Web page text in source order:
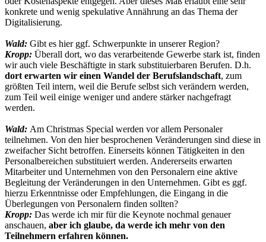
konkrete und wenig spekulative Annährung an das Thema der
Digitalisierung.
Wald: Gibt es hier ggf. Schwerpunkte in unserer Region?
Kropp: Überall dort, wo das verarbeitende Gewerbe stark ist, finden
wir auch viele Beschäftigte in stark substituierbaren Berufen. D.h.
dort erwarten wir einen Wandel der Berufslandschaft, zum
größten Teil intern, weil die Berufe selbst sich verändern werden,
zum Teil weil einige weniger und andere stärker nachgefragt
werden.
Wald: Am Christmas Special werden vor allem Personaler
teilnehmen. Von den hier besprochenen Veränderungen sind diese in
zweifacher Sicht betroffen. Einerseits können Tätigkeiten in den
Personalbereichen substituiert werden. Andererseits erwarten
Mitarbeiter und Unternehmen von den Personalern eine aktive
Begleitung der Veränderungen in den Unternehmen. Gibt es ggf.
hierzu Erkenntnisse oder Empfehlungen, die Eingang in die
Überlegungen von Personalern finden sollten?
Kropp: Das werde ich mir für die Keynote nochmal genauer
anschauen, aber ich glaube, da werde ich mehr von den
Teilnehmern erfahren können.